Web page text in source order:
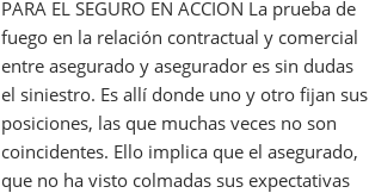
PARA EL SEGURO EN ACCION La prueba de
fuego en la relación contractual y comercial
entre asegurado y asegurador es sin dudas
el siniestro. Es allí donde uno y otro fijan sus
posiciones, las que muchas veces no son
coincidentes. Ello implica que el asegurado,
que no ha visto colmadas sus expectativas